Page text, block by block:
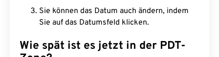
Sie können das Datum auch ändern, indem
Sie auf das Datumsfeld klicken.
Wie spät ist es jetzt in der PDT-